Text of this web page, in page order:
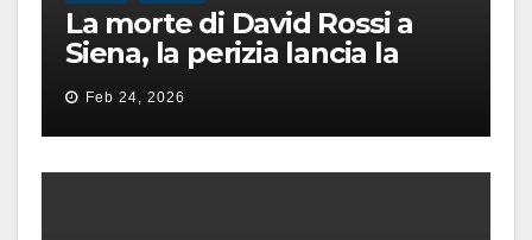
La morte di David Rossi a
Siena, la perizia lancia la
pista di un’intimidazione
finita male
Feb 24, 2026